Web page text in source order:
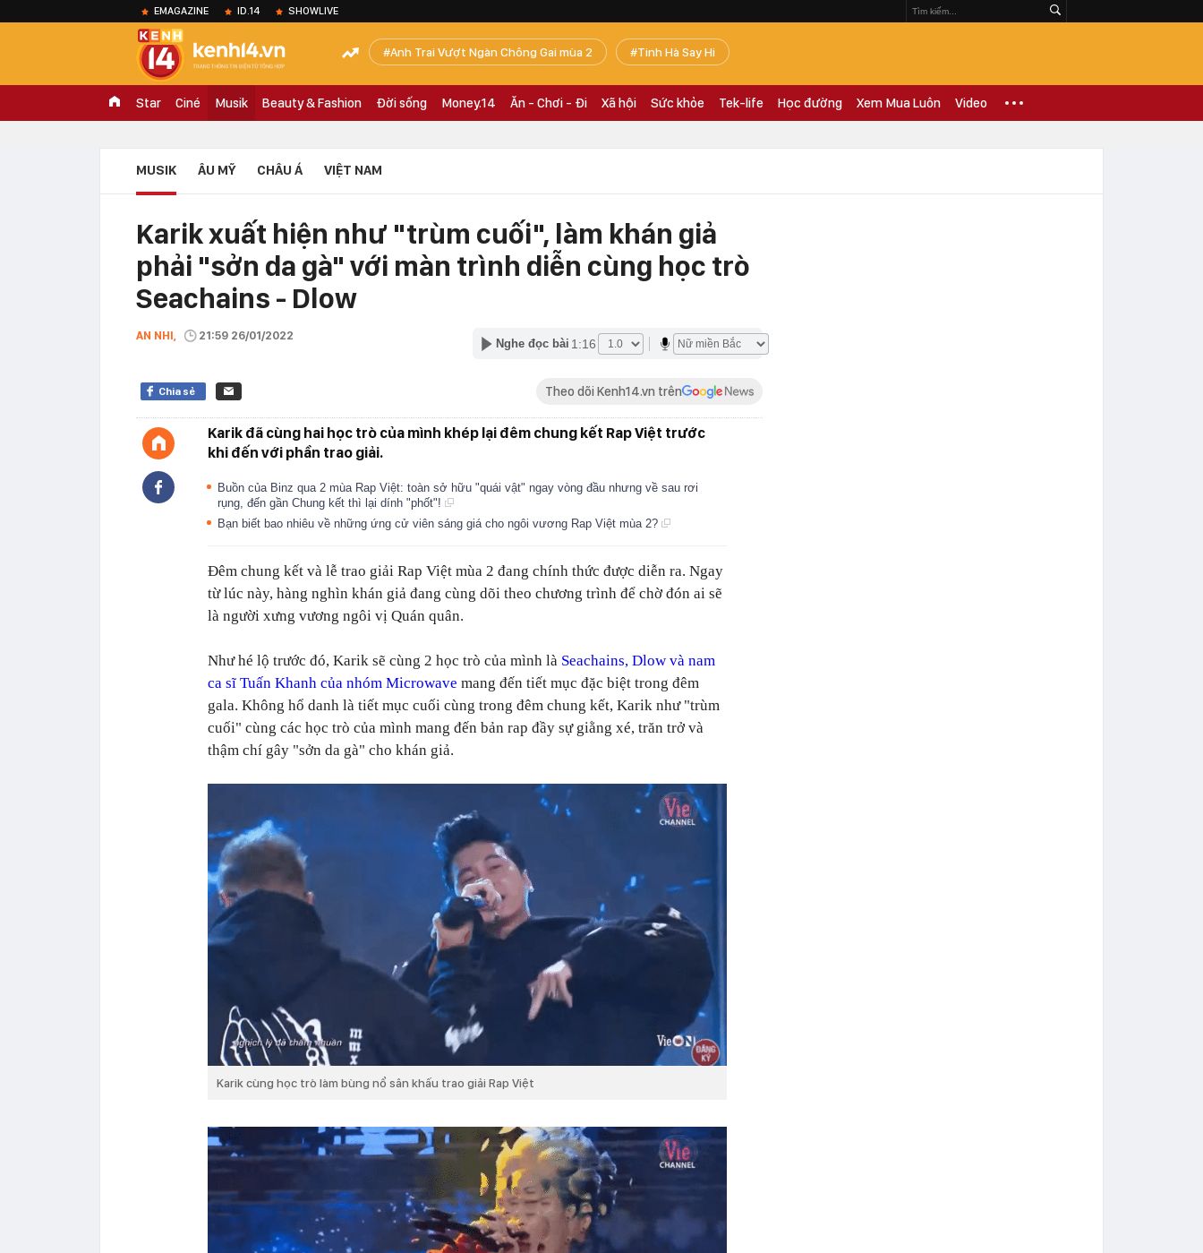
EMAGAZINE ID.14 SHOWLIVE
Anh Trai Vượt Ngàn Chông Gai mùa 2 Tinh Hà Say Hi
Star Ciné Musik Beauty & Fashion Đời sống Money.14 Ăn - Chơi - Đi Xã hội Sức khỏe Tek-life Học đường Xem Mua Luôn Video
MUSIK ÂU MỸ CHÂU Á VIỆT NAM
Karik xuất hiện như "trùm cuối", làm khán giả
phải "sởn da gà" với màn trình diễn cùng học trò
Seachains - Dlow
AN NHI, 21:59 26/01/2022
Nghe đọc bài 1:16
Chia sẻ Theo dõi Kenh14.vn trên
Karik đã cùng hai học trò của mình khép lại đêm chung kết Rap Việt trước
khi đến với phần trao giải.
Buồn của Binz qua 2 mùa Rap Việt: toàn sở hữu "quái vật" ngay vòng đầu nhưng về sau rơi
rụng, đến gần Chung kết thì lại dính "phốt"!
Bạn biết bao nhiêu về những ứng cử viên sáng giá cho ngôi vương Rap Việt mùa 2?
Đêm chung kết và lễ trao giải Rap Việt mùa 2 đang chính thức được diễn ra. Ngay
từ lúc này, hàng nghìn khán giả đang cùng dõi theo chương trình để chờ đón ai sẽ
là người xưng vương ngôi vị Quán quân.
Như hé lộ trước đó, Karik sẽ cùng 2 học trò của mình là Seachains, Dlow và nam
ca sĩ Tuấn Khanh của nhóm Microwave mang đến tiết mục đặc biệt trong đêm
gala. Không hổ danh là tiết mục cuối cùng trong đêm chung kết, Karik như "trùm
cuối" cùng các học trò của mình mang đến bản rap đầy sự giằng xé, trăn trở và
thậm chí gây "sởn da gà" cho khán giả.
Karik cùng học trò làm bùng nổ sân khấu trao giải Rap Việt